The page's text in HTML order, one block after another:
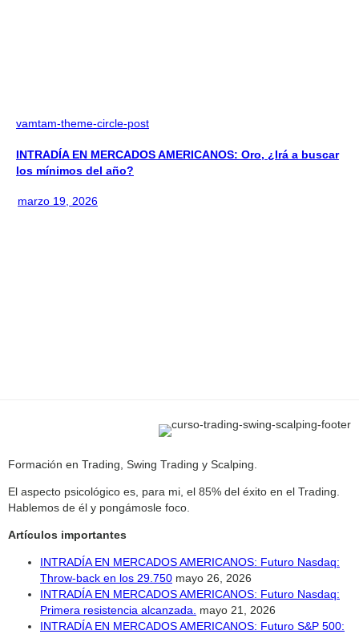
vamtam-theme-circle-post
INTRADÍA EN MERCADOS AMERICANOS: Oro, ¿Irá a buscar
los mínimos del año?
marzo 19, 2026
Formación en Trading, Swing Trading y Scalping.
El aspecto psicológico es, para mi, el 85% del éxito en el Trading.
Hablemos de él y pongámosle foco.
Artículos importantes
INTRADÍA EN MERCADOS AMERICANOS: Futuro Nasdaq:
Throw-back en los 29.750 mayo 26, 2026
INTRADÍA EN MERCADOS AMERICANOS: Futuro Nasdaq:
Primera resistencia alcanzada.
mayo 21, 2026
INTRADÍA EN MERCADOS AMERICANOS: Futuro S&P 500: